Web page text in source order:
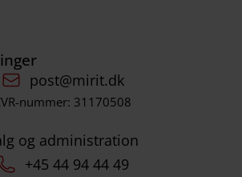
post@mirit.dk
nummer: 31170508
og administration
+45 44 94 44 49